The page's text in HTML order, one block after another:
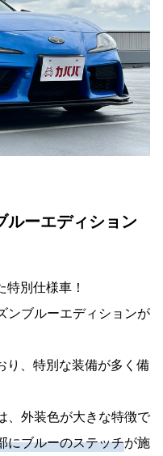
ルーエディション
特別仕様車！
ンブルーエディションが
り、特別な装備が多く備
、外装色が大きな特徴で
にブルーのステッチが施